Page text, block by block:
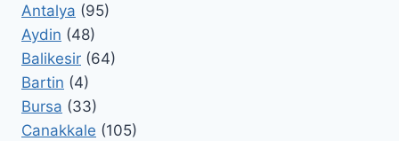
Antalya (95)
Aydin (48)
Balikesir (64)
Bartin (4)
Bursa (33)
Canakkale (105)